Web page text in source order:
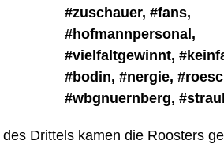
Drittels kamen die Roosters